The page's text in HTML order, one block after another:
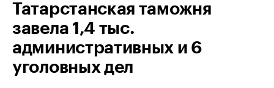
Татарстанская таможня
завела 1,4 тыс.
административных и 6
уголовных дел